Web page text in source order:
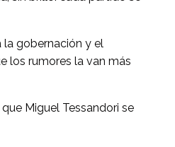
la gobernación y el
los rumores la van más
Miguel Tessandori se